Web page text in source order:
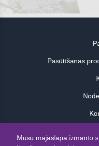
Pasūtīšanas
Mūsu mājaslapa izmanto